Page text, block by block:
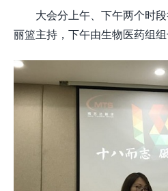
大会分上午、下午两个时
丽篮主持，下午由生物医药组组